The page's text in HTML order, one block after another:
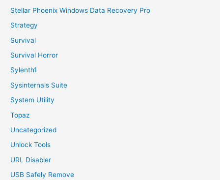
Stellar Phoenix Windows Data Recovery Pro
Strategy
Survival
Survival Horror
Sylenth1
Sysinternals Suite
System Utility
Topaz
Uncategorized
Unlock Tools
URL Disabler
USB Safely Remove